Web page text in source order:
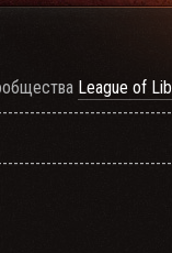
League of
не имеют